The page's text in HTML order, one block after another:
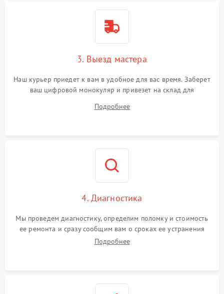
3. Выезд мастера
Наш курьер приедет к вам в удобное для вас время. Заберет
ваш цифровой монокуляр и привезет на склад для
Подробнее
4. Диагностика
Мы проведем диагностику, определим поломку и стоимость
ее ремонта и сразу сообщим вам о сроках ее устранения
Подробнее